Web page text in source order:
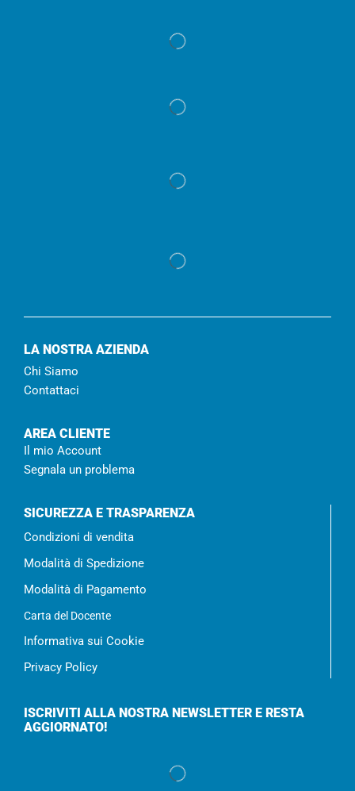
LA NOSTRA AZIENDA
Chi Siamo
Contattaci
AREA CLIENTE
Il mio Account
Segnala un problema
SICUREZZA E TRASPARENZA
Condizioni di vendita
Modalità di Spedizione
Modalità di Pagamento
Carta del Docente
Informativa sui Cookie
Privacy Policy
ISCRIVITI ALLA NOSTRA NEWSLETTER E RESTA
AGGIORNATO!